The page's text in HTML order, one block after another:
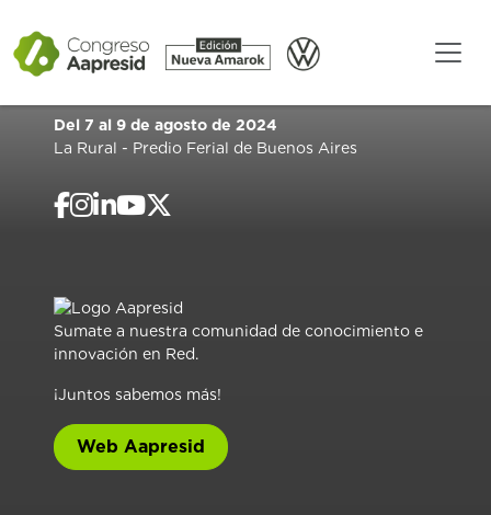
Del 7 al 9 de agosto de 2024
La Rural - Predio Ferial de Buenos Aires
Sumate a nuestra comunidad de conocimiento e
innovación en Red.
¡Juntos sabemos más!
Web Aapresid